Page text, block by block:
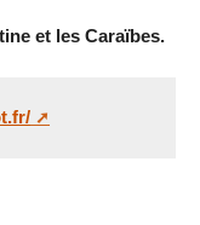
et les Caraïbes.